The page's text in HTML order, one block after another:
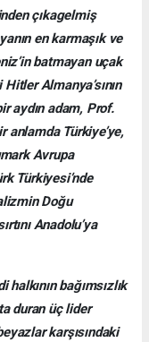
çıkagelmiş
en karmaşık ve
batmayan uçak
Almanya’sının
aydın adam, Prof.
anlamda Türkiye’ye,
Avrupa
Türkiyesi’nde
Doğu
Anadolu’ya
bağımsızlık
duran üç lider
karşısındaki